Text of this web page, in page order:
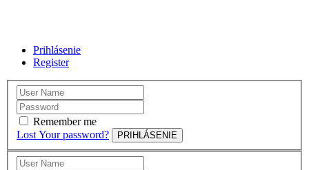
Prihlásenie
Register
Remember me
Lost Your password?
PRIHLÁSENIE